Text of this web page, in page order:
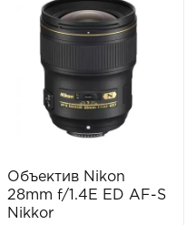
Объектив Nikon
28mm f/1.4E ED AF-S
Nikkor